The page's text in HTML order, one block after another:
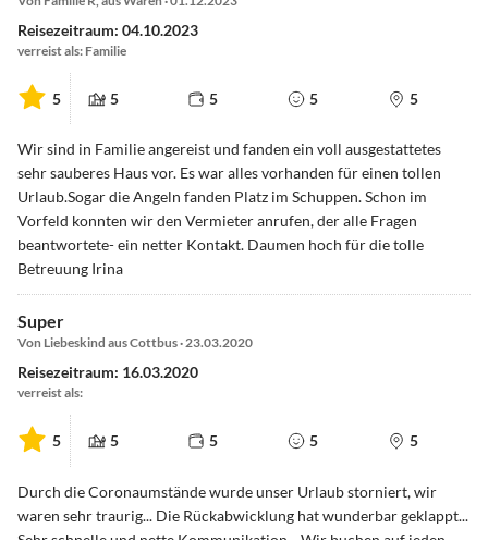
Reisezeitraum: 04.10.2023
verreist als: Familie
5 5 5 5 5
Wir sind in Familie angereist und fanden ein voll ausgestattetes
sehr sauberes Haus vor. Es war alles vorhanden für einen tollen
Urlaub.Sogar die Angeln fanden Platz im Schuppen. Schon im
Vorfeld konnten wir den Vermieter anrufen, der alle Fragen
beantwortete- ein netter Kontakt. Daumen hoch für die tolle
Betreuung Irina
Super
Von Liebeskind aus Cottbus · 23.03.2020
Reisezeitraum: 16.03.2020
verreist als:
5 5 5 5 5
Durch die Coronaumstände wurde unser Urlaub storniert, wir
waren sehr traurig... Die Rückabwicklung hat wunderbar geklappt...